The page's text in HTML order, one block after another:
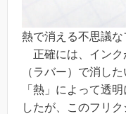
熱で消える不思議
正確には、インク
（ラバー）で消し
「熱」によって透
したが、このフリ